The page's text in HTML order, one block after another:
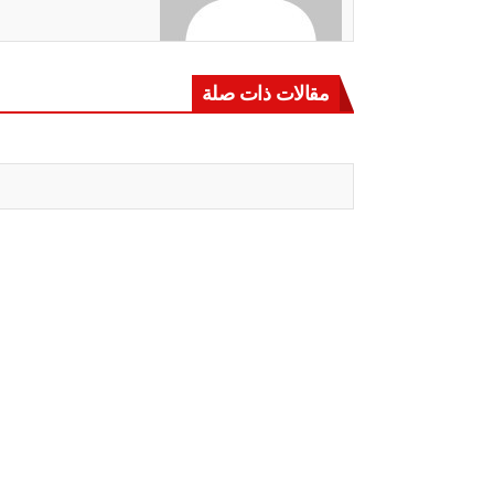
مقالات ذات صلة